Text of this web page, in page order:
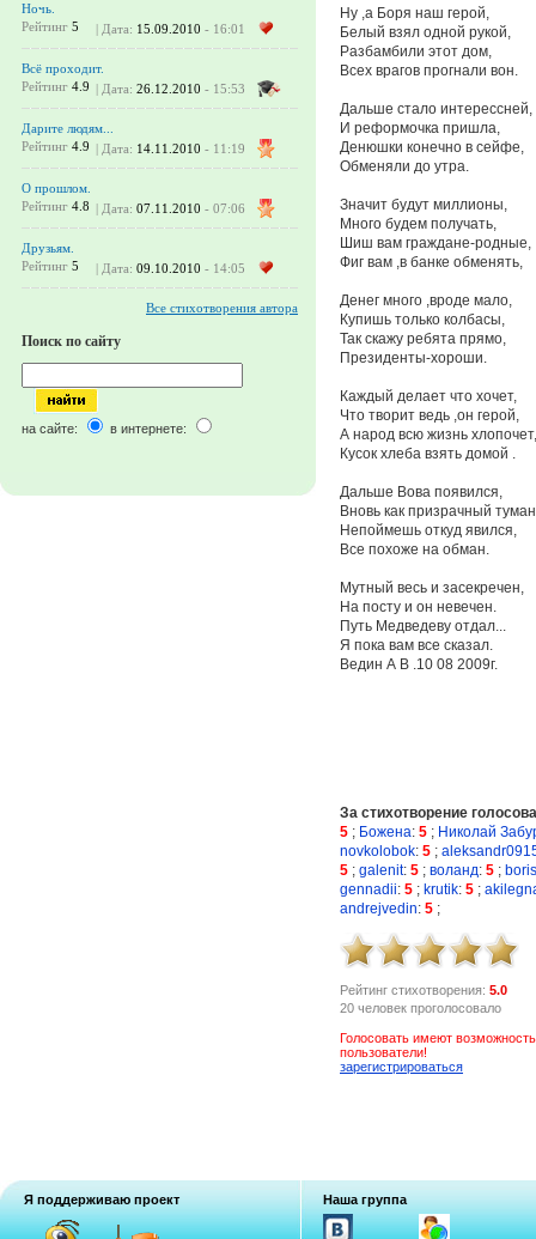
Ночь.
Рейтинг 5 | Дата: 15.09.2010 - 16:01
Всё проходит.
Рейтинг 4.9 | Дата: 26.12.2010 - 15:53
Дарите людям...
Рейтинг 4.9 | Дата: 14.11.2010 - 11:19
О прошлом.
Рейтинг 4.8 | Дата: 07.11.2010 - 07:06
Друзьям.
Рейтинг 5 | Дата: 09.10.2010 - 14:05
Все стихотворения автора
Поиск по сайту
на сайте: в интернете:
Ну ,а Боря наш герой,
Белый взял одной рукой,
Разбамбили этот дом,
Всех врагов прогнали вон.
Дальше стало интерессней,
И реформочка пришла,
Денюшки конечно в сейфе,
Обменяли до утра.
Значит будут миллионы,
Много будем получать,
Шиш вам граждане-родные,
Фиг вам ,в банке обменять,
Денег много ,вроде мало,
Купишь только колбасы,
Так скажу ребята прямо,
Президенты-хороши.
Каждый делает что хочет,
Что творит ведь ,он герой,
А народ всю жизнь хлопочет,
Кусок хлеба взять домой .
Дальше Вова появился,
Вновь как призрачный
Непоймешь откуд явился,
Все похоже на обман.
Мутный весь и засекречен,
На посту и он невечен.
Путь Медведеву отдал...
Я пока вам все сказал.
Ведин А В .10 08 2009г.
За стихотворение
5 ; Божена: 5 ; Николай
novkolobok: 5 ;
5 ; galenit: 5 ; воланд: 5 ;
gennadii: 5 ; krutik: 5 ;
andrejvedin: 5 ;
Рейтинг стихотворения: 5.0
20 человек проголосовало
Голосовать имеют
пользователи!
зарегистрироваться
Я поддерживаю проект Наша группа